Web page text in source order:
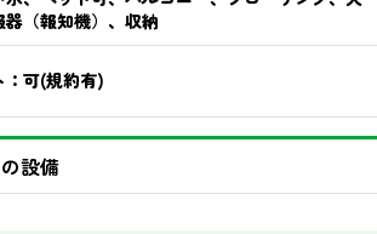
器（報知機）、収納
：可(規約有)
設備